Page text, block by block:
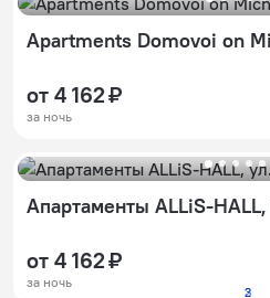
от 4 162 ₽
за ночь
от 4 162 ₽
за ночь
2
3